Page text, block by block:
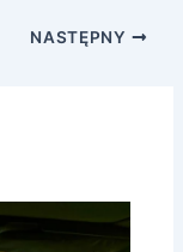
NASTĘPNY